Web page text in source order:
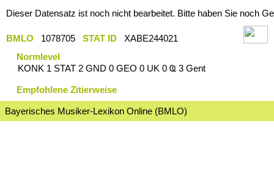
Dieser Datensatz ist noch nicht bearbeitet. Bitte haben Sie noch
BMLO 1078705 STAT ID
XABE244021
Normlevel
KONK 1 STAT 2 GND 0 GEO 0 UK 0 Ҩ 3 Gent
Empfohlene Zitierweise
Bayerisches Musiker-Lexikon Online (BMLO)